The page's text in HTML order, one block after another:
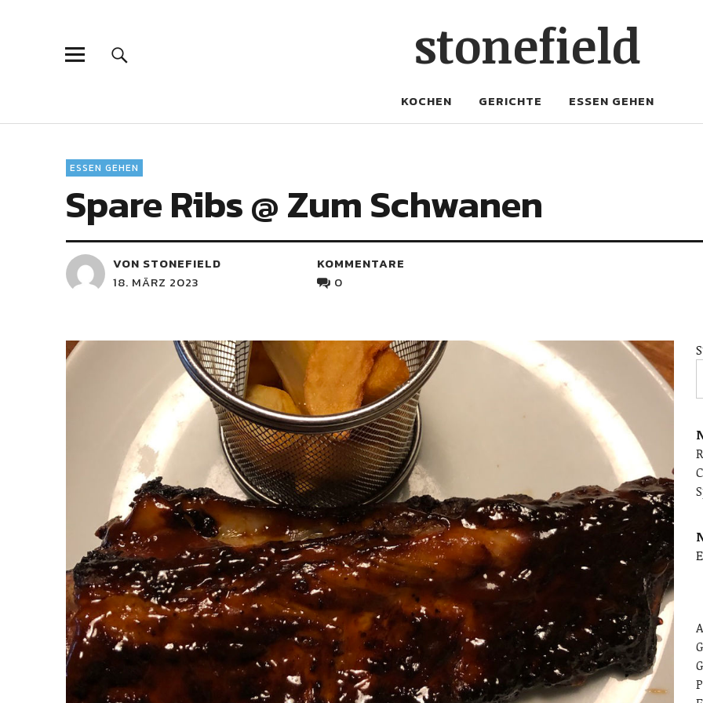
stonefield
KOCHEN GERICHTE ESSEN GEHEN
ESSEN GEHEN
Spare Ribs @ Zum Schwanen
VON STONEFIELD
18. MÄRZ 2023
KOMMENTARE
0